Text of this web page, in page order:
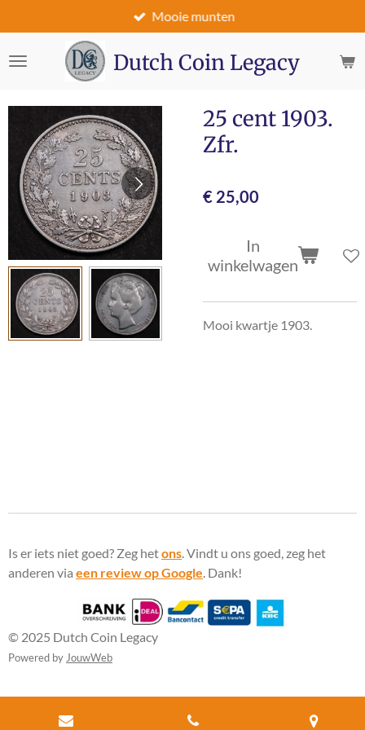
direct
naar
Dutch Coin Legacy
Mooie munten
25 cent 1903.
Zfr.
€ 25,00
In
winkelwagen
Mooi kwartje 1903.
Is er iets niet goed? Zeg hetons . Vindt u ons goed, zeg het
anderen via een review op Google . Dank!
© 2025 Dutch Coin Legacy
Powered by JouwWeb